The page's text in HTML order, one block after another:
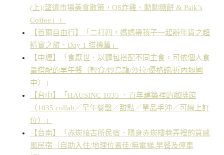
(上):望遠市場美食散策，QS炸雞、勳勳糖餅 & Paik’s
Coffee」」
【首爾自由行】「二打四，媽媽帶孩子一起辦年貨之超
精實之旅．Day 1 搭機篇」
【中壢】「食厭世．以麵包搭配不同主食，可依個人食
量搭配的早午餐（輕食/炒烏龍/沙拉/優格碗/近內壢國
中）」
【台中】「HAUSINC 1035 ．百年建築裡的咖啡館
（1035 collab／早午餐盤／甜點／單品手沖／可線上訂
位）」
【台南】「赤崁接古所民宿．隱身赤崁樓巷弄裡的質感
風民宿（自助入住/地理位置佳/無電梯.早餐及停車